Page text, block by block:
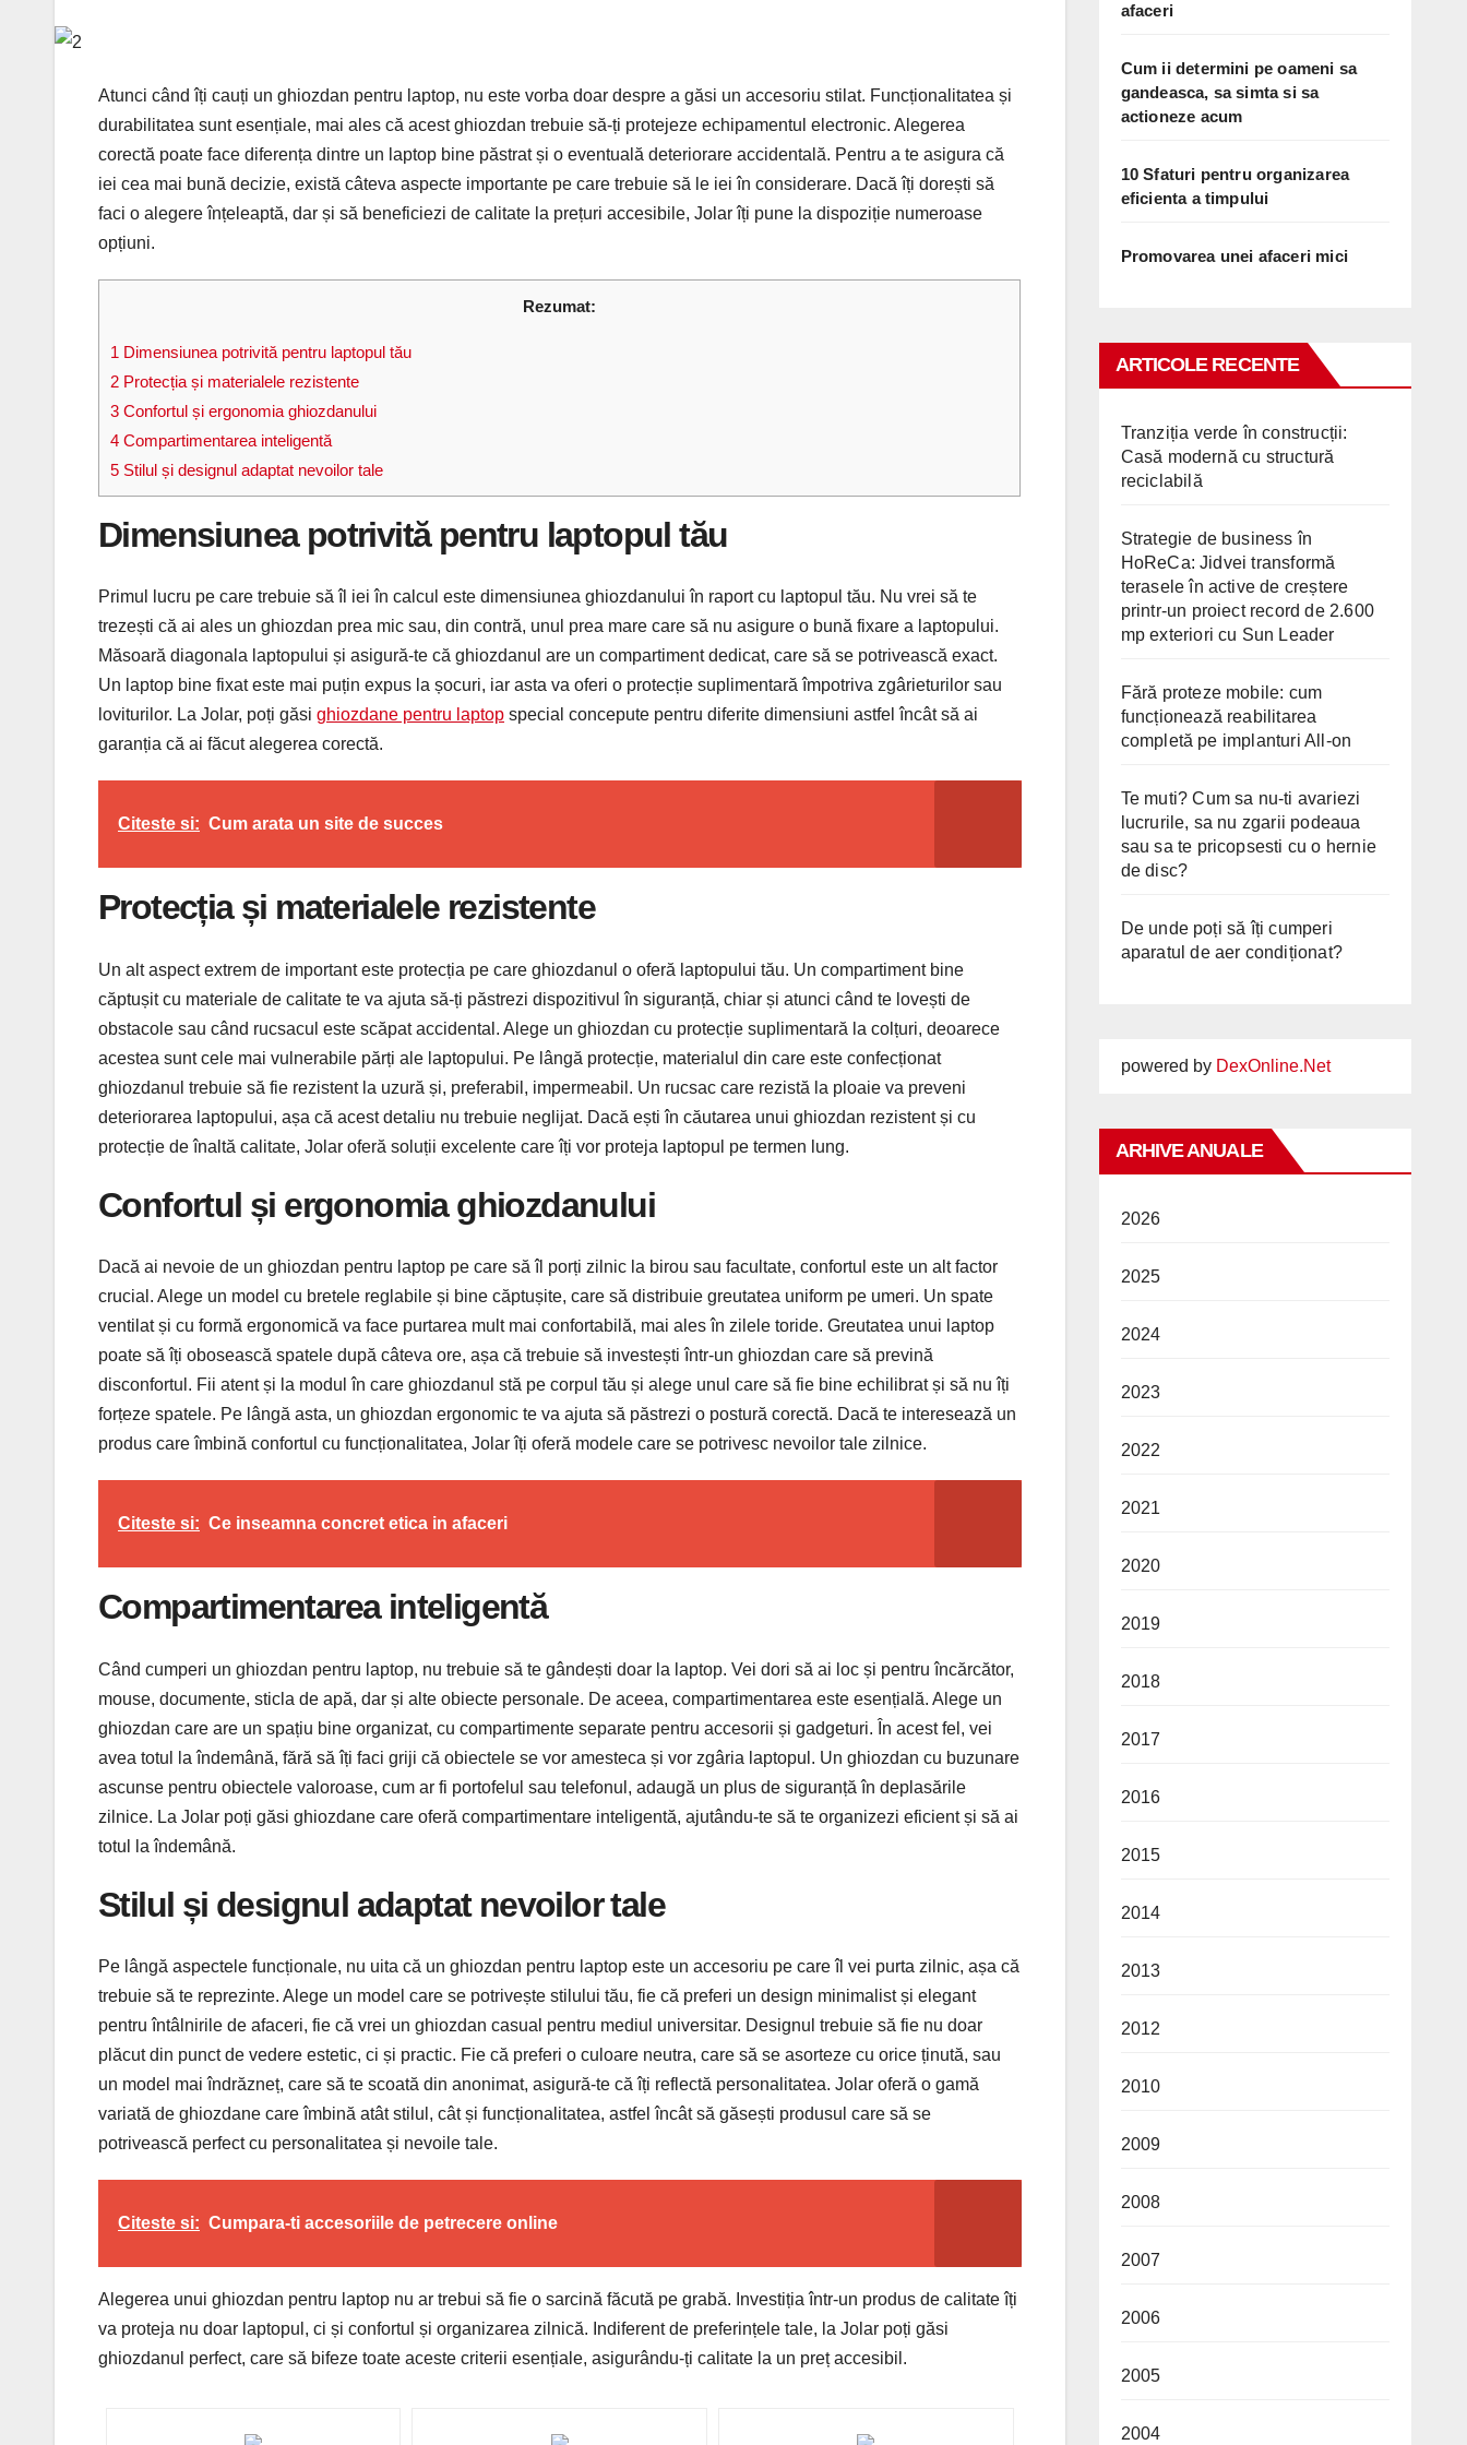
Atunci când îți cauți un ghiozdan pentru laptop, nu este vorba doar despre a găsi un accesoriu stilat. Funcționalitatea și
durabilitatea sunt esențiale, mai ales că acest ghiozdan trebuie să-ți protejeze echipamentul electronic. Alegerea
corectă poate face diferența dintre un laptop bine păstrat și o eventuală deteriorare accidentală. Pentru a te asigura că
iei cea mai bună decizie, există câteva aspecte importante pe care trebuie să le iei în considerare. Dacă îți dorești să
faci o alegere înțeleaptă, dar și să beneficiezi de calitate la prețuri accesibile, Jolar îți pune la dispoziție numeroase
opțiuni.
Rezumat:
1 Dimensiunea potrivită pentru laptopul tău
2 Protecția și materialele rezistente
3 Confortul și ergonomia ghiozdanului
4 Compartimentarea inteligentă
5 Stilul și designul adaptat nevoilor tale
Dimensiunea potrivită pentru laptopul tău
Primul lucru pe care trebuie să îl iei în calcul este dimensiunea ghiozdanului în raport cu laptopul tău. Nu vrei să te
trezești că ai ales un ghiozdan prea mic sau, din contră, unul prea mare care să nu asigure o bună fixare a laptopului.
Măsoară diagonala laptopului și asigură-te că ghiozdanul are un compartiment dedicat, care să se potrivească exact.
Un laptop bine fixat este mai puțin expus la șocuri, iar asta va oferi o protecție suplimentară împotriva zgârieturilor sau
loviturilor. La Jolar, poți găsi ghiozdane pentru laptop special concepute pentru diferite dimensiuni astfel încât să ai
garanția că ai făcut alegerea corectă.
Citeste si: Cum arata un site de succes
Protecția și materialele rezistente
Un alt aspect extrem de important este protecția pe care ghiozdanul o oferă laptopului tău. Un compartiment bine
căptușit cu materiale de calitate te va ajuta să-ți păstrezi dispozitivul în siguranță, chiar și atunci când te lovești de
obstacole sau când rucsacul este scăpat accidental. Alege un ghiozdan cu protecție suplimentară la colțuri, deoarece
acestea sunt cele mai vulnerabile părți ale laptopului. Pe lângă protecție, materialul din care este confecționat
ghiozdanul trebuie să fie rezistent la uzură și, preferabil, impermeabil. Un rucsac care rezistă la ploaie va preveni
deteriorarea laptopului, așa că acest detaliu nu trebuie neglijat. Dacă ești în căutarea unui ghiozdan rezistent și cu
protecție de înaltă calitate, Jolar oferă soluții excelente care îți vor proteja laptopul pe termen lung.
Confortul și ergonomia ghiozdanului
Dacă ai nevoie de un ghiozdan pentru laptop pe care să îl porți zilnic la birou sau facultate, confortul este un alt factor
crucial. Alege un model cu bretele reglabile și bine căptușite, care să distribuie greutatea uniform pe umeri. Un spate
ventilat și cu formă ergonomică va face purtarea mult mai confortabilă, mai ales în zilele toride. Greutatea unui laptop
poate să îți obosească spatele după câteva ore, așa că trebuie să investești într-un ghiozdan care să prevină
disconfortul. Fii atent și la modul în care ghiozdanul stă pe corpul tău și alege unul care să fie bine echilibrat și să nu îți
forțeze spatele. Pe lângă asta, un ghiozdan ergonomic te va ajuta să păstrezi o postură corectă. Dacă te interesează un
produs care îmbină confortul cu funcționalitatea, Jolar îți oferă modele care se potrivesc nevoilor tale zilnice.
Citeste si: Ce inseamna concret etica in afaceri
Compartimentarea inteligentă
Când cumperi un ghiozdan pentru laptop, nu trebuie să te gândești doar la laptop. Vei dori să ai loc și pentru încărcător,
mouse, documente, sticla de apă, dar și alte obiecte personale. De aceea, compartimentarea este esențială. Alege un
ghiozdan care are un spațiu bine organizat, cu compartimente separate pentru accesorii și gadgeturi. În acest fel, vei
avea totul la îndemână, fără să îți faci griji că obiectele se vor amesteca și vor zgâria laptopul. Un ghiozdan cu buzunare
ascunse pentru obiectele valoroase, cum ar fi portofelul sau telefonul, adaugă un plus de siguranță în deplasările
zilnice. La Jolar poți găsi ghiozdane care oferă compartimentare inteligentă, ajutându-te să te organizezi eficient și să ai
totul la îndemână.
Stilul și designul adaptat nevoilor tale
Pe lângă aspectele funcționale, nu uita că un ghiozdan pentru laptop este un accesoriu pe care îl vei purta zilnic, așa că
trebuie să te reprezinte. Alege un model care se potrivește stilului tău, fie că preferi un design minimalist și elegant
pentru întâlnirile de afaceri, fie că vrei un ghiozdan casual pentru mediul universitar. Designul trebuie să fie nu doar
plăcut din punct de vedere estetic, ci și practic. Fie că preferi o culoare neutra, care să se asorteze cu orice ținută, sau
un model mai îndrăzneț, care să te scoată din anonimat, asigură-te că îți reflectă personalitatea. Jolar oferă o gamă
variată de ghiozdane care îmbină atât stilul, cât și funcționalitatea, astfel încât să găsești produsul care să se
potrivească perfect cu personalitatea și nevoile tale.
Citeste si: Cumpara-ti accesoriile de petrecere online
Alegerea unui ghiozdan pentru laptop nu ar trebui să fie o sarcină făcută pe grabă. Investiția într-un produs de calitate îți
va proteja nu doar laptopul, ci și confortul și organizarea zilnică. Indiferent de preferințele tale, la Jolar poți găsi
ghiozdanul perfect, care să bifeze toate aceste criterii esențiale, asigurându-ți calitate la un preț accesibil.
afaceri
Cum ii determini pe oameni sa
gandeasca, sa simta si sa
actioneze acum
10 Sfaturi pentru organizarea
eficienta a timpului
Promovarea unei afaceri mici
ARTICOLE RECENTE
Tranziția verde în construcții:
Casă modernă cu structură
reciclabilă
Strategie de business în
HoReCa: Jidvei transformă
terasele în active de creștere
printr-un proiect record de 2.600
mp exteriori cu Sun Leader
Fără proteze mobile: cum
funcționează reabilitarea
completă pe implanturi All-on
Te muti? Cum sa nu-ti avariezi
lucrurile, sa nu zgarii podeaua
sau sa te pricopsesti cu o hernie
de disc?
De unde poți să îți cumperi
aparatul de aer condiționat?
powered by DexOnline.Net
ARHIVE ANUALE
2026
2025
2024
2023
2022
2021
2020
2019
2018
2017
2016
2015
2014
2013
2012
2010
2009
2008
2007
2006
2005
2004